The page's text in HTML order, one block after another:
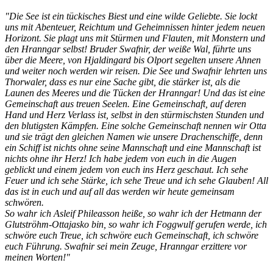
"Die See ist ein tückisches Biest und eine wilde Geliebte. Sie lockt
uns mit Abenteuer, Reichtum und Geheimnissen hinter jedem neuen
Horizont. Sie plagt uns mit Stürmen und Flauten, mit Monstern und
den Hranngar selbst! Bruder Swafnir, der weiße Wal, führte uns
über die Meere, von Hjaldingard bis Olport segelten unsere Ahnen
und weiter noch werden wir reisen. Die See und Swafnir lehrten uns
Thorwaler, dass es nur eine Sache gibt, die stärker ist, als die
Launen des Meeres und die Tücken der Hranngar! Und das ist eine
Gemeinschaft aus treuen Seelen. Eine Gemeinschaft, auf deren
Hand und Herz Verlass ist, selbst in den stürmischsten Stunden und
den blutigsten Kämpfen. Eine solche Gemeinschaft nennen wir Otta
und sie trägt den gleichen Namen wie unsere Drachenschiffe, denn
ein Schiff ist nichts ohne seine Mannschaft und eine Mannschaft ist
nichts ohne ihr Herz! Ich habe jedem von euch in die Augen
geblickt und einem jedem von euch ins Herz geschaut. Ich sehe
Feuer und ich sehe Stärke, ich sehe Treue und ich sehe Glauben! All
das ist in euch und auf all das werden wir heute gemeinsam
schwören.
So wahr ich Asleif Phileasson heiße, so wahr ich der Hetmann der
Glutströhm-Ottajasko bin, so wahr ich Foggwulf gerufen werde, ich
schwöre euch Treue, ich schwöre euch Gemeinschaft, ich schwöre
euch Führung. Swafnir sei mein Zeuge, Hranngar erzittere vor
meinen Worten!"